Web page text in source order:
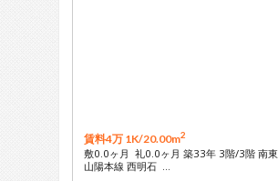
賃料4万 1K/20.00m2
敷0.0ヶ月 礼0.0ヶ月 築33年 3階/3階 南
山陽本線 西明石 …